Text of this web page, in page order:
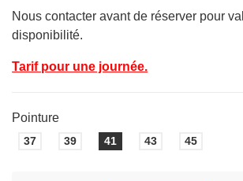
Nous contacter avant de réserver pour
disponibilité.
Tarif pour une journée.
Pointure
37 39 41 43 45